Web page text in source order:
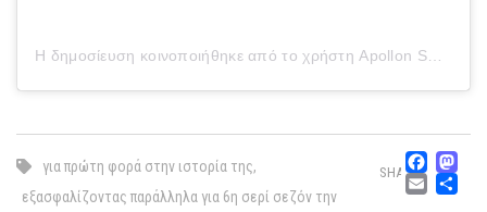
για πρώτη φορά στην ιστορία της,
εξασφαλίζοντας παράλληλα για 6η σερί σεζόν την
SHARE